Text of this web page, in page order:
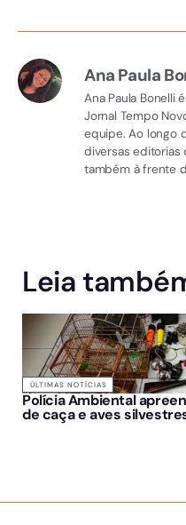
Ana Paula
Ana Paula Bonelli
Jornal Tempo
equipe. Ao longo
diversas editorias
também à frente
Leia
ÚLTIMAS NOTÍCIAS
Polícia Ambiental
de caça e aves